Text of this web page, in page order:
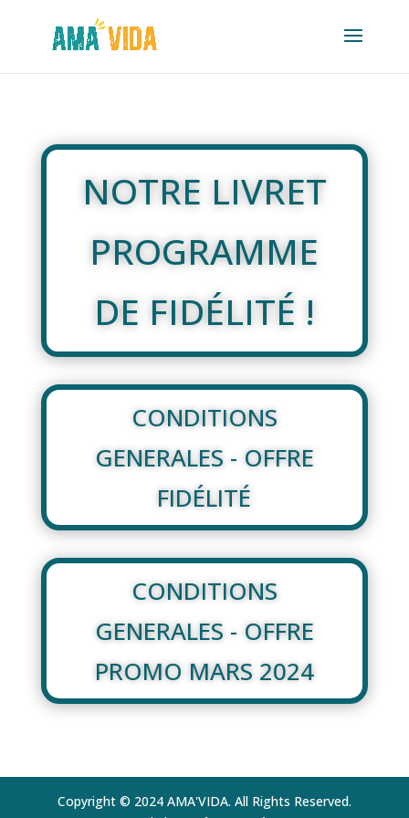
NOTRE LIVRET
PROGRAMME
DE FIDÉLITÉ !
CONDITIONS
GENERALES - OFFRE
FIDÉLITÉ
CONDITIONS
GENERALES - OFFRE
PROMO MARS 2024
Copyright © 2024 AMA'VIDA. All Rights Reserved.